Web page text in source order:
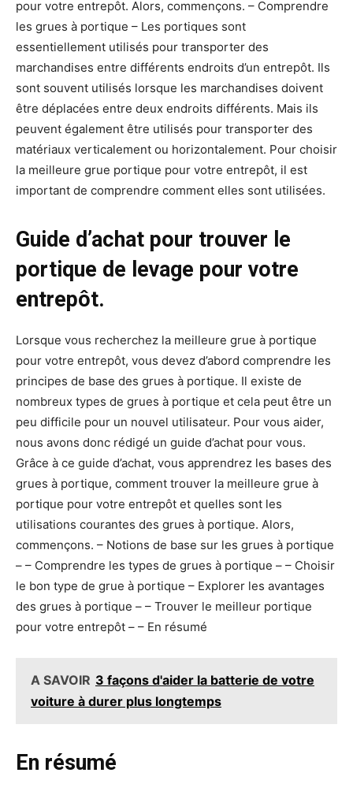
pour votre entrepôt. Alors, commençons. – Comprendre
les grues à portique – Les portiques sont
essentiellement utilisés pour transporter des
marchandises entre différents endroits d’un entrepôt. Ils
sont souvent utilisés lorsque les marchandises doivent
être déplacées entre deux endroits différents. Mais ils
peuvent également être utilisés pour transporter des
matériaux verticalement ou horizontalement. Pour choisir
la meilleure grue portique pour votre entrepôt, il est
important de comprendre comment elles sont utilisées.
Guide d’achat pour trouver le
portique de levage pour votre
entrepôt.
Lorsque vous recherchez la meilleure grue à portique
pour votre entrepôt, vous devez d’abord comprendre les
principes de base des grues à portique. Il existe de
nombreux types de grues à portique et cela peut être un
peu difficile pour un nouvel utilisateur. Pour vous aider,
nous avons donc rédigé un guide d’achat pour vous.
Grâce à ce guide d’achat, vous apprendrez les bases des
grues à portique, comment trouver la meilleure grue à
portique pour votre entrepôt et quelles sont les
utilisations courantes des grues à portique. Alors,
commençons. – Notions de base sur les grues à portique
– – Comprendre les types de grues à portique – – Choisir
le bon type de grue à portique – Explorer les avantages
des grues à portique – – Trouver le meilleur portique
pour votre entrepôt – – En résumé
A SAVOIR 3 façons d'aider la batterie de votre
voiture à durer plus longtemps
En résumé